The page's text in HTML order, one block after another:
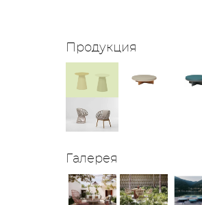
Продукция
Галерея